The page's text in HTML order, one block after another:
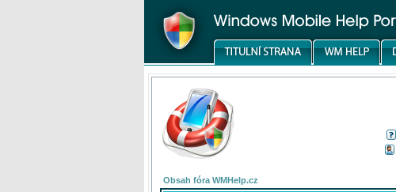
Obsah fóra WMHelp.cz